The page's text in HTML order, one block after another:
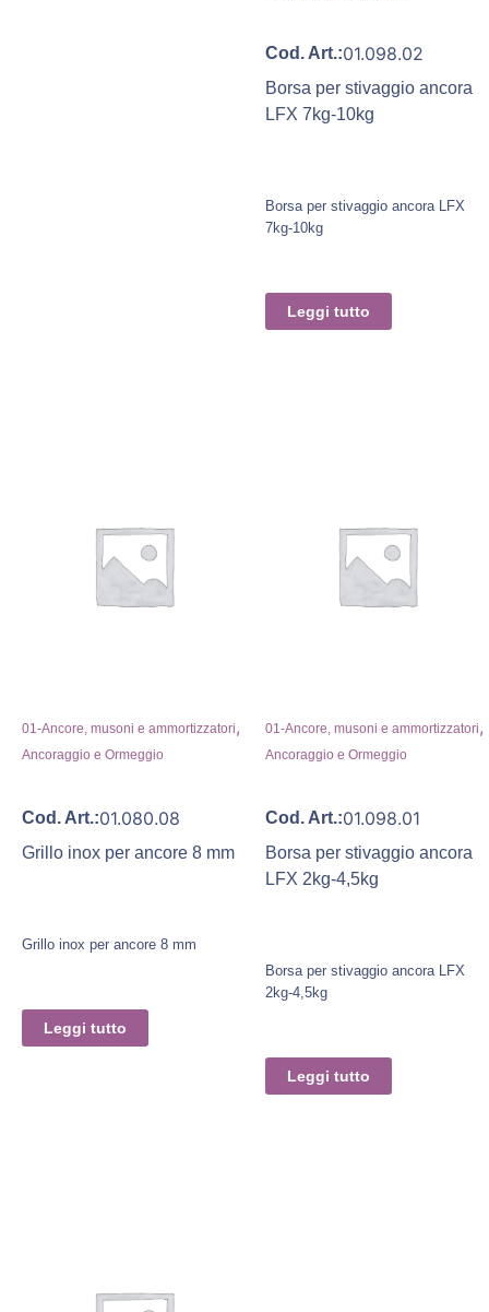
Cod. Art.:01.098.02
Borsa per stivaggio ancora
LFX 7kg-10kg
Borsa per stivaggio ancora LFX
7kg-10kg
Leggi tutto
01-Ancore, musoni e ammortizzatori,
Ancoraggio e Ormeggio
Cod. Art.:01.080.08
Grillo inox per ancore 8 mm
Grillo inox per ancore 8 mm
Leggi tutto
01-Ancore, musoni e ammortizzatori,
Ancoraggio e Ormeggio
Cod. Art.:01.098.01
Borsa per stivaggio ancora
LFX 2kg-4,5kg
Borsa per stivaggio ancora LFX
2kg-4,5kg
Leggi tutto